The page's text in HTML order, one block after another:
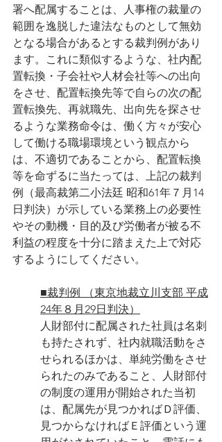
署へ配属することは、人事権の裁量の
範囲を逸脱した違法なものとして無効
となる場合があるとする裁判例があり
ます。これに類似するような、社内配
置転換・子会社や人材会社等への出向
をさせ、配置転換先等で自らの次の配
置転換先、再就職先、出向先を探させ
るような業務命令は、働く方々が安心
して働ける職場環境という観点から
は、不適切であることから、配置転換
等を命ずるに当たっては、上記の裁判
例（最高裁第二小法廷 昭和61年７月14
日判決）が示している業務上の必要性
やその動機・目的及び労働者が被る不
利益の程度を十分に踏まえた上で対応
するようにしてください。
■裁判例 （東京地裁立川支部 平成
24年８月29日判決）
人財部付に配属された社員は名刺
も持たされず、社内就職活動をさ
せられるほかは、単純労働をさせ
られたのみであること、人財部付
の制度の運用が開始された当初
は、配属先が見つかればＤ評価、
見つからなければＥ評価という運